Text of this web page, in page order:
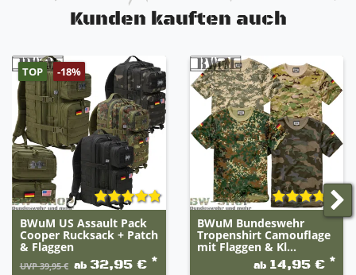
Kunden kauften auch
TOP -18%
BWuM US Assault Pack
Cooper Rucksack + Patch
& Flaggen
UVP 39,95 € ab32,95 € *
BWuM Bundeswehr
Tropenshirt Camouflage
mit Flaggen & Kl...
ab 14,95 € *